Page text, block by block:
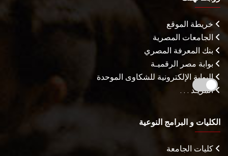
خريطة الموقع
الجامعات المصرية
بنك المعرفة المصري
بوابة مصر الرقميـة
البوابة الإلكترونية للشكاوى الموحدة
المزيـد . . .
الكليات و البرامج النوعية
كليات الجامعة